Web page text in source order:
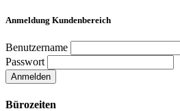
Anmeldung Kundenbereich
Benutzername
Passwort
Anmelden
Bürozeiten